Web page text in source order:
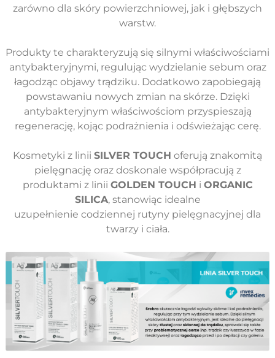
zarówno dla skóry powierzchniowej, jak i głębszych
warstw.
Produkty te charakteryzują się silnymi właściwościami
antybakteryjnymi, regulując wydzielanie sebum oraz
łagodząc objawy trądziku. Dodatkowo zapobiegają
powstawaniu nowych zmian na skórze. Dzięki
antybakteryjnym właściwościom przyspieszają
regenerację, kojąc podrażnienia i odświeżając cerę.
Kosmetyki z linii SILVER TOUCH oferują znakomitą
pielęgnację oraz doskonale współpracują z
produktami z linii GOLDEN TOUCH i ORGANIC
SILICA, stanowiąc idealne
uzupełnienie codziennej rutyny pielęgnacyjnej dla
twarzy i ciała.